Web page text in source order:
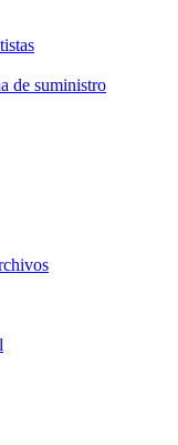
de suministro